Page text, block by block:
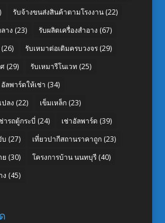
รับจ้างขนส่งสินค้าตามโรงงาน(22)
าง (23) รับผลิตเครื่องสำอาง (67)
รับเหมาต่อเติมครบวงจร(29)
(29) รับเหมารีโนเวท (25)
อัลพาร์ดให้เช่า (34)
ลง (22) เข็มเหล็ก(23)
ารถตู้กระบี่ (24) เช่าอัลพาร์ด (39)
บ (27) เที่ยวปากีสถานราคาถูก(23)
ย (30) โครงการบ้าน นนทบุรี(40)
ง (45)